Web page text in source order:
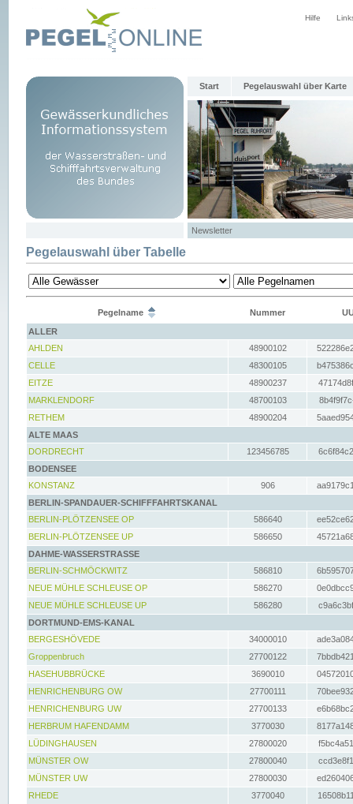
Hilfe
Start Pegelauswahl über Karte
Newsletter
Pegelauswahl über Tabelle
Pegelname Nummer
ALLER
AHLDEN
48900102
CELLE
48300105
EITZE
48900237
MARKLENDORF
48700103
RETHEM
48900204
ALTE MAAS
DORDRECHT
123456785
BODENSEE
KONSTANZ
906
BERLIN-SPANDAUER-SCHIFFFAHRTSKANAL
BERLIN-PLÖTZENSEE OP
586640
BERLIN-PLÖTZENSEE UP
586650
DAHME-WASSERSTRASSE
BERLIN-SCHMÖCKWITZ
586810
NEUE MÜHLE SCHLEUSE OP
586270
NEUE MÜHLE SCHLEUSE UP
586280
DORTMUND-EMS-KANAL
BERGESHÖVEDE
34000010
Groppenbruch
27700122
HASEHUBBRÜCKE
3690010
HENRICHENBURG OW
27700111
HENRICHENBURG UW
27700133
HERBRUM HAFENDAMM
3770030
LÜDINGHAUSEN
27800020
MÜNSTER OW
27800040
MÜNSTER UW
27800030
RHEDE
3770040